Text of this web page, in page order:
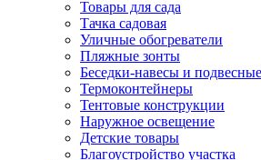
Товары для сада
Тачка садовая
Уличные обогреватели
Пляжные зонты
Беседки-навесы и
Термоконтейнеры
Тентовые конструкции
Наружное освещение
Детские товары
Благоустройство участка